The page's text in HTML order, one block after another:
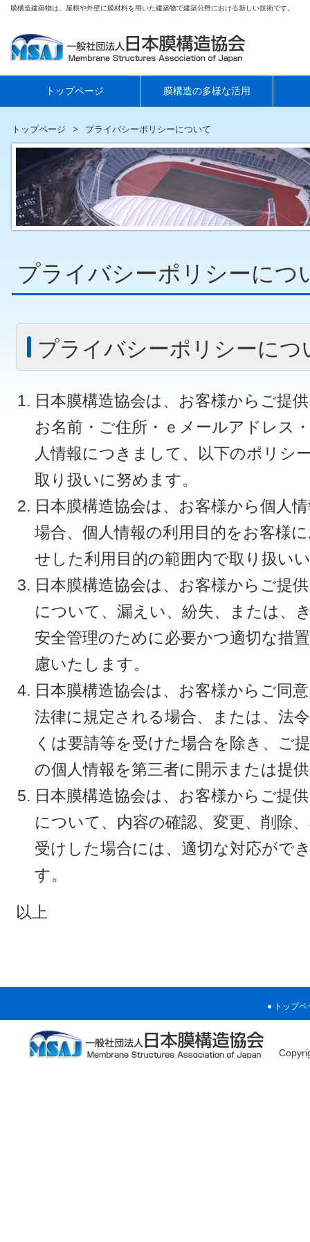
膜構造建築物は、屋根や外壁に膜材料を用いた建築物で建築分野における新しい技術です。
トップページ 膜構造の多様な活用
トップページ プライバシーポリシーについて
プライバシーポリシーにつ
プライバシーポリシーにつ
日本膜構造協会は、お客様からご提
お名前・ご住所・ｅメールアドレス
人情報につきまして、以下のポリシ
取り扱いに努めます。
日本膜構造協会は、お客様から個人
場合、個人情報の利用目的をお客様
せした利用目的の範囲内で取り扱い
日本膜構造協会は、お客様からご提
について、漏えい、紛失、または、
安全管理のために必要かつ適切な措
慮いたします。
日本膜構造協会は、お客様からご同
法律に規定される場合、または、法
くは要請等を受けた場合を除き、ご
の個人情報を第三者に開示または提
日本膜構造協会は、お客様からご提
について、内容の確認、変更、削除
受けした場合には、適切な対応がで
す。
以上
トップペ